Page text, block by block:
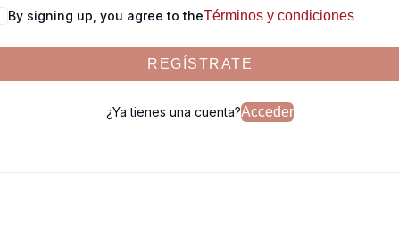
By signing up, you agree to theTérminos y condiciones
REGÍSTRATE
¿Ya tienes una cuenta?Acceder